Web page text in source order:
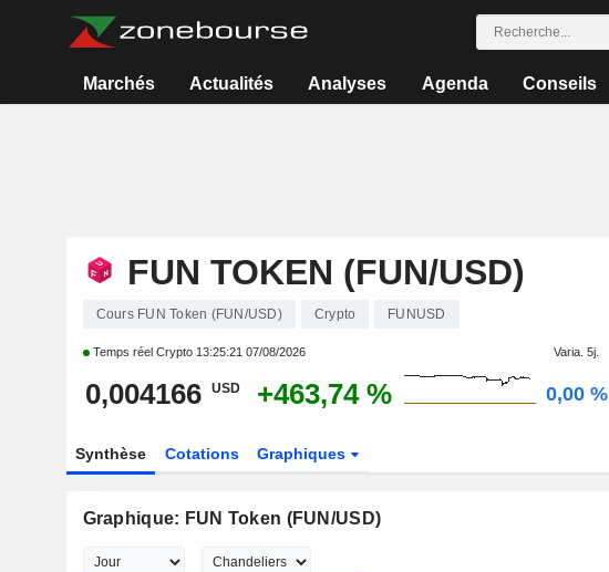
Marchés Actualités Analyses Agenda Conseils
FUN TOKEN (FUN/USD)
Cours FUN Token (FUN/USD) Crypto FUNUSD
Temps réel Crypto 13:25:21 07/08/2026 Varia. 5j.
0,004166 USD +463,74 % 0,00 %
Synthèse Cotations Graphiques
Graphique: FUN Token (FUN/USD)